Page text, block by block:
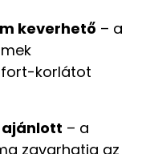
keverhető – a
korlátot
ajánlott – a
zavarhatja az